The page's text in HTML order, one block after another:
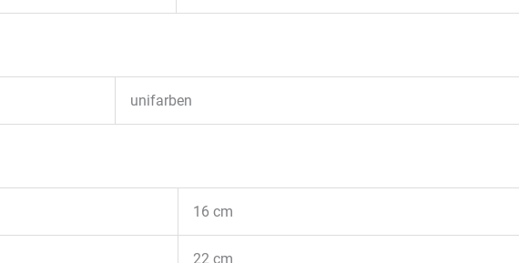
unifarben
16 cm
22 cm